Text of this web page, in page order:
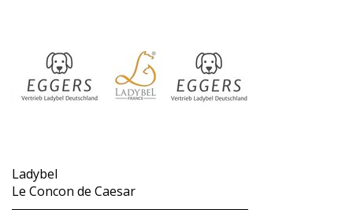
Ladybel
Le Concon de Caesar